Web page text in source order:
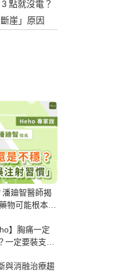
點就沒電？
崖」原因
廸智醫師揭
物可能根本沒
】胸痛一定
一定要裝支
、風險與選擇
與消融治療趨